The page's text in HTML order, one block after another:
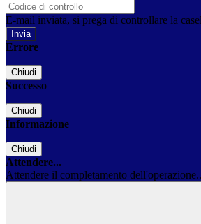
E-mail inviata, si prega di controllare la
Errore
Chiudi
Successo
Chiudi
Informazione
Chiudi
Attendere...
Attendere il completamento